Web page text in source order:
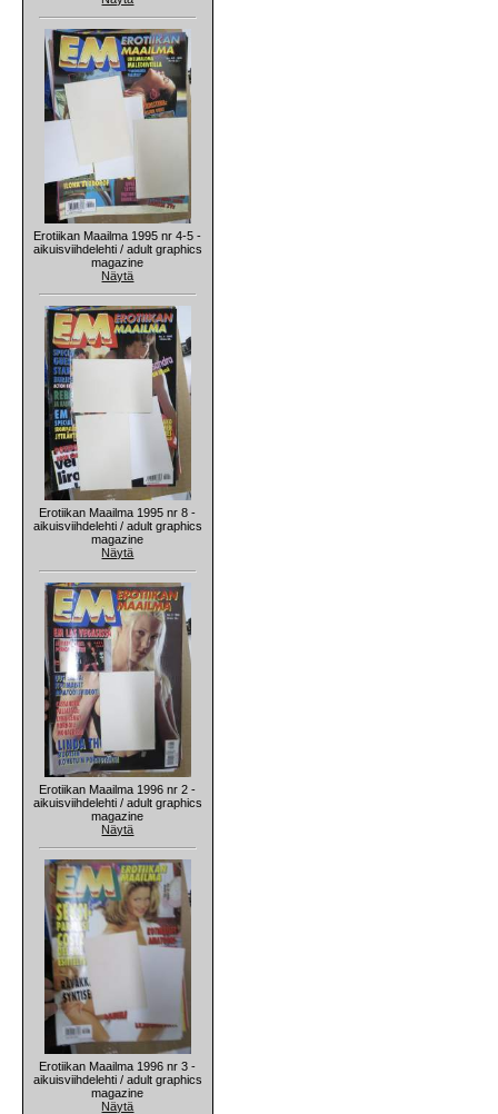
Erotiikan Maailma 1995 nr 4-5 -
aikuisviihdelehti / adult graphics
magazine
Näytä
Erotiikan Maailma 1995 nr 8 -
aikuisviihdelehti / adult graphics
magazine
Näytä
Erotiikan Maailma 1996 nr 2 -
aikuisviihdelehti / adult graphics
magazine
Näytä
Erotiikan Maailma 1996 nr 3 -
aikuisviihdelehti / adult graphics
magazine
Näytä